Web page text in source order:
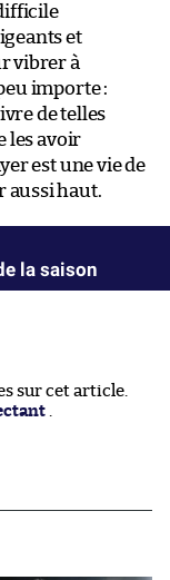
et
vibrer à
importe :
de telles
les avoir
est une vie de
aussi haut.
la saison
sur cet article.